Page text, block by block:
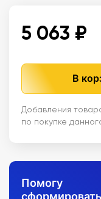
5 063 ₽
В
Добавления
по покупке
Помогу
сформировать